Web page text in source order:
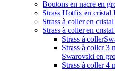
Boutons en nacre en
Strass Hotfix en cristal
Strass à coller en
Strass à coller en
Strass à
Strass à coller 3
Swarovski en
Strass à coller 4